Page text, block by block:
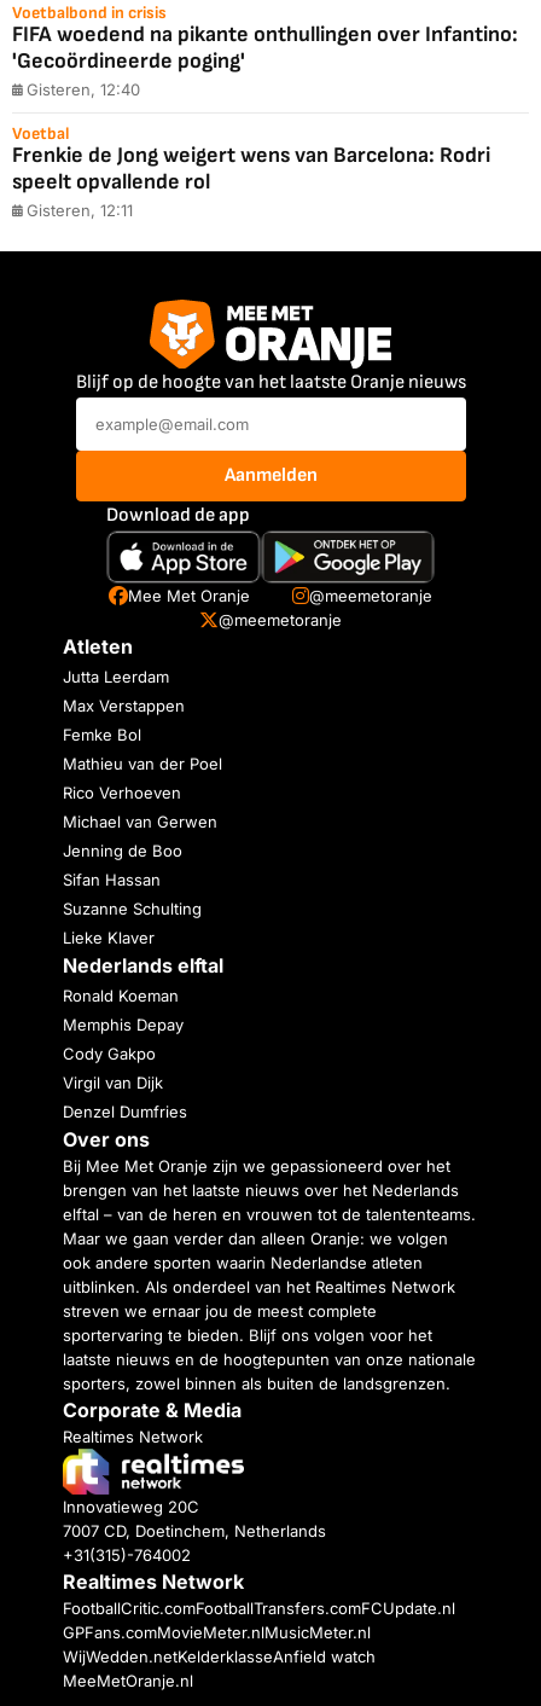
Voetbalbond in crisis
FIFA woedend na pikante onthullingen over Infantino:
'Gecoördineerde poging'
Gisteren, 12:40
Voetbal
Frenkie de Jong weigert wens van Barcelona: Rodri
speelt opvallende rol
Gisteren, 12:11
Blijf op de hoogte van het laatste Oranje nieuws
Aanmelden
Download de app
Mee Met Oranje
@meemetoranje
@meemetoranje
Atleten
Jutta Leerdam
Max Verstappen
Femke Bol
Mathieu van der Poel
Rico Verhoeven
Michael van Gerwen
Jenning de Boo
Sifan Hassan
Suzanne Schulting
Lieke Klaver
Nederlands elftal
Ronald Koeman
Memphis Depay
Cody Gakpo
Virgil van Dijk
Denzel Dumfries
Over ons
Bij Mee Met Oranje zijn we gepassioneerd over het
brengen van het laatste nieuws over het Nederlands
elftal – van de heren en vrouwen tot de talententeams.
Maar we gaan verder dan alleen Oranje: we volgen
ook andere sporten waarin Nederlandse atleten
uitblinken. Als onderdeel van het Realtimes Network
streven we ernaar jou de meest complete
sportervaring te bieden. Blijf ons volgen voor het
laatste nieuws en de hoogtepunten van onze nationale
sporters, zowel binnen als buiten de landsgrenzen.
Corporate & Media
Realtimes Network
Innovatieweg 20C
7007 CD, Doetinchem, Netherlands
+31(315)-764002
Realtimes Network
FootballCritic.comFootballTransfers.comFCUpdate.nl
GPFans.comMovieMeter.nlMusicMeter.nl
WijWedden.netKelderklasseAnfield watch
MeeMetOranje.nl